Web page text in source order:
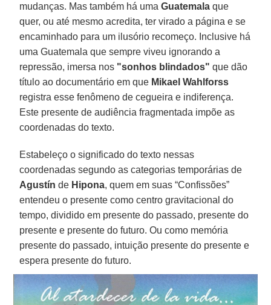
mudanças. Mas também há umaGuatemala que
quer, ou até mesmo acredita, ter virado a página e se
encaminhado para um ilusório recomeço. Inclusive há
uma Guatemala que sempre viveu ignorando a
repressão, imersa nos "sonhos blindados" que dão
título ao documentário em que Mikael Wahlforss
registra esse fenômeno de cegueira e indiferença.
Este presente de audiência fragmentada impõe as
coordenadas do texto.
Estabeleço o significado do texto nessas
coordenadas segundo as categorias temporárias de
Agustín de Hipona, quem em suas “Confissões”
entendeu o presente como centro gravitacional do
tempo, dividido em presente do passado, presente do
presente e presente do futuro. Ou como memória
presente do passado, intuição presente do presente e
espera presente do futuro.